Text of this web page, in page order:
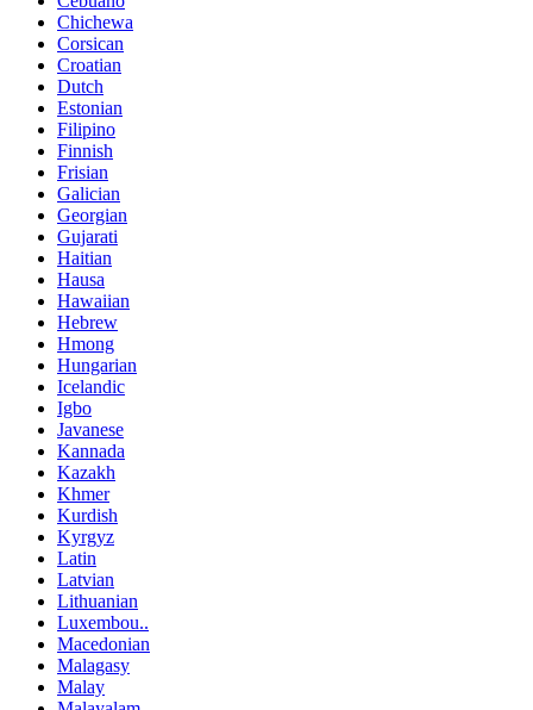
Chichewa
Corsican
Croatian
Dutch
Estonian
Filipino
Finnish
Frisian
Galician
Georgian
Gujarati
Haitian
Hausa
Hawaiian
Hebrew
Hmong
Hungarian
Icelandic
Igbo
Javanese
Kannada
Kazakh
Khmer
Kurdish
Kyrgyz
Latin
Latvian
Lithuanian
Luxembou..
Macedonian
Malagasy
Malay